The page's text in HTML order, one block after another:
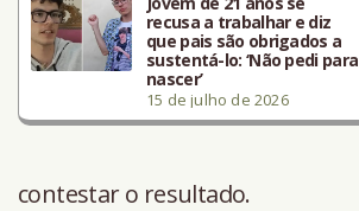
recusa a trabalhar e diz
que pais são obrigados a
sustentá-lo: ‘Não pedi para
nascer’
15 de julho de 2026
contestar o resultado.